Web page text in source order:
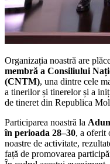
Organizația noastră are
membră a Consiliului
(CNTM), una dintre cele
a tinerilor și tinerelor și a
de tineret din Republica
Participarea noastră la
în perioada 28–30, a oferit
noastre de activitate,
față de promovarea